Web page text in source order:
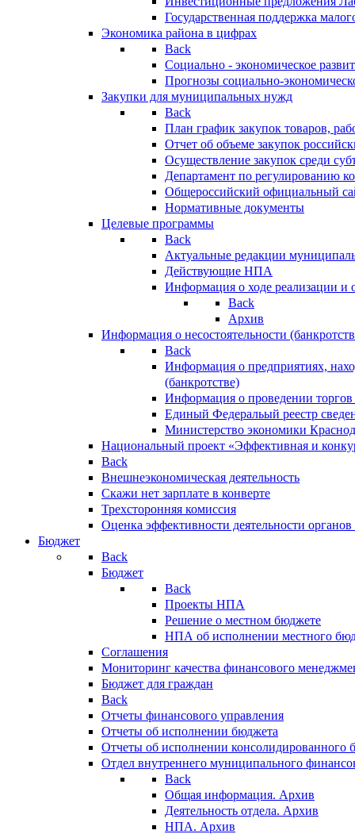
Государственная поддержка
Экономика района в цифрах
Back
Социально - экономическое
Прогнозы социально-
Закупки для муниципальных нужд
Back
План график закупок товаров,
Отчет об объеме закупок
Осуществление закупок среди
Департамент по регулированию
Общероссийский официальный
Нормативные документы
Целевые программы
Back
Актуальные редакции
Действующие НПА
Информация о ходе реализации
Back
Архив
Информация о несостоятельности
Back
Информация о предприятиях,
(банкротстве)
Информация о проведении
Единый Федеральый реестр
Министерство экономики
Национальный проект «Эффективная и
Back
Внешнеэкономическая деятельность
Скажи нет зарплате в конверте
Трехсторонняя комиссия
Оценка эффективности деятельности
Бюджет
Back
Бюджет
Back
Проекты НПА
Решение о местном бюджете
НПА об исполнении местного
Соглашения
Мониторинг качества финансового
Бюджет для граждан
Back
Отчеты финансового управления
Отчеты об исполнении бюджета
Отчеты об исполнении консолидированного
Отдел внутреннего муниципального
Back
Общая информация. Архив
Деятельность отдела. Архив
НПА. Архив